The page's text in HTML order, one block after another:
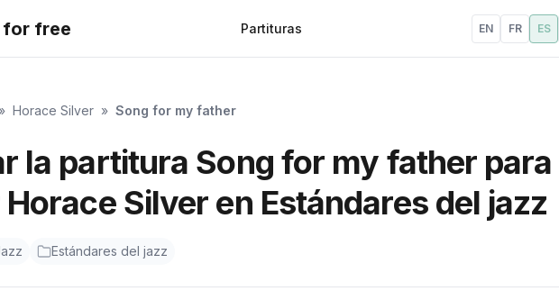
for free Partituras EN FR ES
» Horace Silver » Song for my father
la partitura Song for my father para
Silver en Estándares del jazz
Estándares del jazz